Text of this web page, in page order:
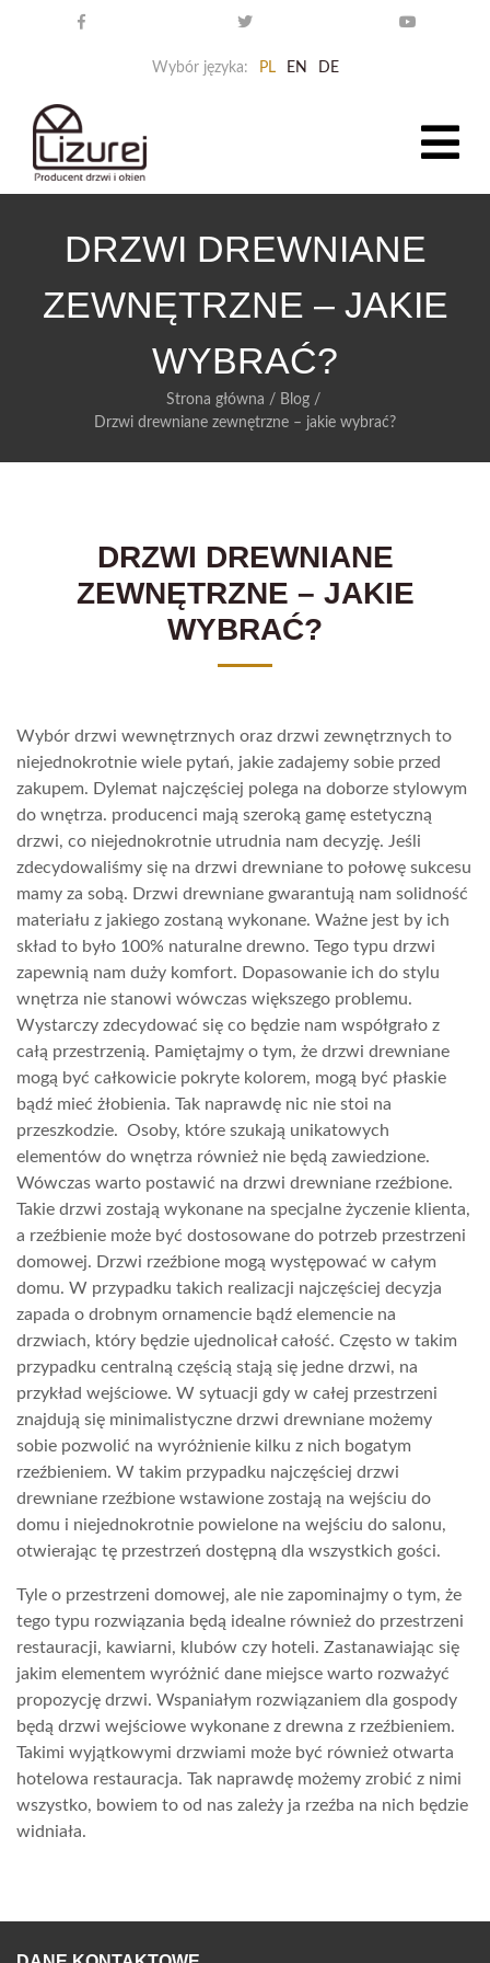
Wybór języka: PL EN DE
DRZWI DREWNIANE
ZEWNĘTRZNE – JAKIE
WYBRAĆ?
Strona główna / Blog/
Drzwi drewniane zewnętrzne – jakie wybrać?
DRZWI DREWNIANE
ZEWNĘTRZNE – JAKIE
WYBRAĆ?
Wybór drzwi wewnętrznych oraz drzwi zewnętrznych to
niejednokrotnie wiele pytań, jakie zadajemy sobie przed
zakupem. Dylemat najczęściej polega na doborze stylowym
do wnętrza. producenci mają szeroką gamę estetyczną
drzwi, co niejednokrotnie utrudnia nam decyzję. Jeśli
zdecydowaliśmy się na drzwi drewniane to połowę sukcesu
mamy za sobą. Drzwi drewniane gwarantują nam solidność
materiału z jakiego zostaną wykonane. Ważne jest by ich
skład to było 100% naturalne drewno. Tego typu drzwi
zapewnią nam duży komfort. Dopasowanie ich do stylu
wnętrza nie stanowi wówczas większego problemu.
Wystarczy zdecydować się co będzie nam współgrało z
całą przestrzenią. Pamiętajmy o tym, że drzwi drewniane
mogą być całkowicie pokryte kolorem, mogą być płaskie
bądź mieć żłobienia. Tak naprawdę nic nie stoi na
przeszkodzie. Osoby, które szukają unikatowych
elementów do wnętrza również nie będą zawiedzione.
Wówczas warto postawić na drzwi drewniane rzeźbione.
Takie drzwi zostają wykonane na specjalne życzenie klienta,
a rzeźbienie może być dostosowane do potrzeb przestrzeni
domowej. Drzwi rzeźbione mogą występować w całym
domu. W przypadku takich realizacji najczęściej decyzja
zapada o drobnym ornamencie bądź elemencie na
drzwiach, który będzie ujednolicał całość. Często w takim
przypadku centralną częścią stają się jedne drzwi, na
przykład wejściowe. W sytuacji gdy w całej przestrzeni
znajdują się minimalistyczne drzwi drewniane możemy
sobie pozwolić na wyróżnienie kilku z nich bogatym
rzeźbieniem. W takim przypadku najczęściej drzwi
drewniane rzeźbione wstawione zostają na wejściu do
domu i niejednokrotnie powielone na wejściu do salonu,
otwierając tę przestrzeń dostępną dla wszystkich gości.
Tyle o przestrzeni domowej, ale nie zapominajmy o tym, że
tego typu rozwiązania będą idealne również do przestrzeni
restauracji, kawiarni, klubów czy hoteli. Zastanawiając się
jakim elementem wyróżnić dane miejsce warto rozważyć
propozycję drzwi. Wspaniałym rozwiązaniem dla gospody
będą drzwi wejściowe wykonane z drewna z rzeźbieniem.
Takimi wyjątkowymi drzwiami może być również otwarta
hotelowa restauracja. Tak naprawdę możemy zrobić z nimi
wszystko, bowiem to od nas zależy ja rzeźba na nich będzie
widniała.